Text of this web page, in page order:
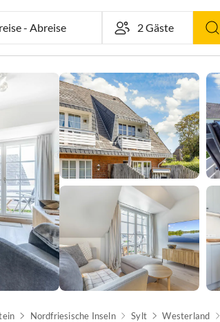
-Abreise
Nordfriesische Inseln Sylt Westerland